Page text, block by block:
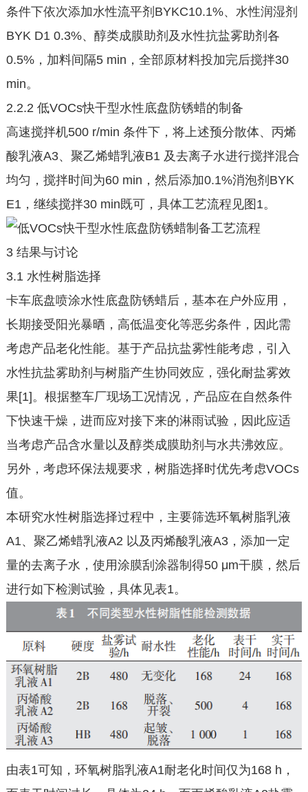
条件下依次添加水性流平剂BYKC10.1%、水性润湿剂
BYK D1 0.3%、醇类成膜助剂及水性抗盐雾助剂各
0.5%，加料间隔5 min，全部原材料投加完后搅拌30
min。
2.2.2 低VOCs快干型水性底盘防锈蜡的制备
高速搅拌机500 r/min 条件下，将上述预分散体、丙烯
酸乳液A3、聚乙烯蜡乳液B1 及去离子水进行搅拌混合
均匀，搅拌时间为60 min，然后添加0.1%消泡剂BYK
E1，继续搅拌30 min既可，具体工艺流程见图1。
3 结果与讨论
3.1 水性树脂选择
卡车底盘喷涂水性底盘防锈蜡后，基本在户外应用，
长期接受阳光暴晒，高低温变化等恶劣条件，因此需
考虑产品老化性能。基于产品抗盐雾性能考虑，引入
水性抗盐雾助剂与树脂产生协同效应，强化耐盐雾效
果[1]。根据整车厂现场工况情况，产品应在自然条件
下快速干燥，进而应对接下来的淋雨试验，因此应适
当考虑产品含水量以及醇类成膜助剂与水共沸效应。
另外，考虑环保法规要求，树脂选择时优先考虑VOCs
值。
本研究水性树脂选择过程中，主要筛选环氧树脂乳液
A1、聚乙烯蜡乳液A2 以及丙烯酸乳液A3，添加一定
量的去离子水，使用涂膜刮涂器制得50 μm干膜，然后
进行如下检测试验，具体见表1。
由表1可知，环氧树脂乳液A1耐老化时间仅为168 h，